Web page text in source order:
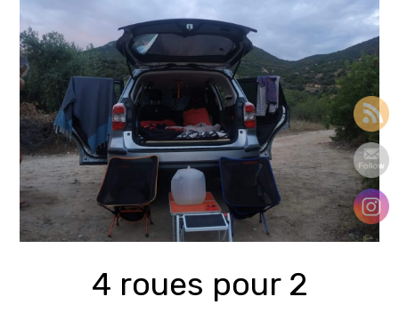
Accéder
contenu
principal
4 roues pour 2